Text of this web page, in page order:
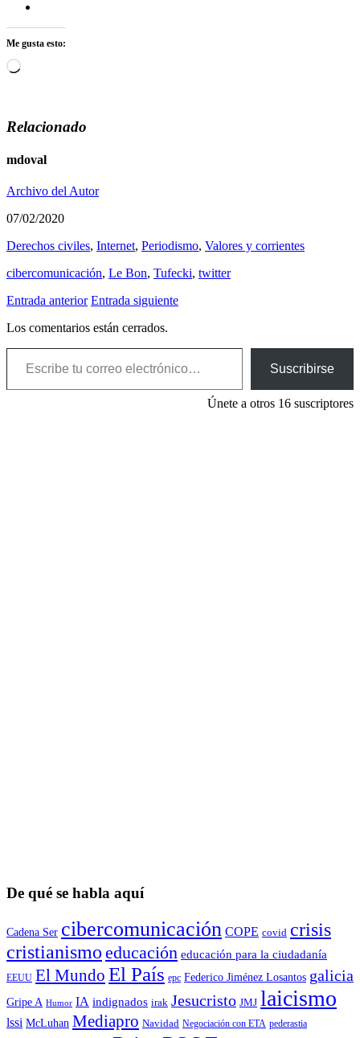
Me gusta esto:
Cargando...
Relacionado
mdoval
Archivo del Autor
07/02/2020
Derechos civiles, Internet, Periodismo, Valores y corrientes
cibercomunicación, Le Bon, Tufecki, twitter
Entrada anterior Entrada siguiente
Los comentarios están cerrados.
Escribe tu correo electrónico…
Suscribirse
Únete a otros 16 suscriptores
De qué se habla aquí
Cadena Ser cibercomunicación COPE covid crisis
cristianismo educación educación para la ciudadaní­a
EEUU El Mundo El País epc Federico Jiménez Losantos galicia
Gripe A Humor IA indignados irak Jesucristo JMJ laicismo
lssi McLuhan Mediapro Navidad Negociación con ETA pederastia